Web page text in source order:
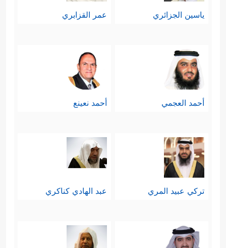
ياسين الجزائري عمر القزابري
أحمد العجمي أحمد نعينع
تركي عبيد المري عبد الهادي كناكري